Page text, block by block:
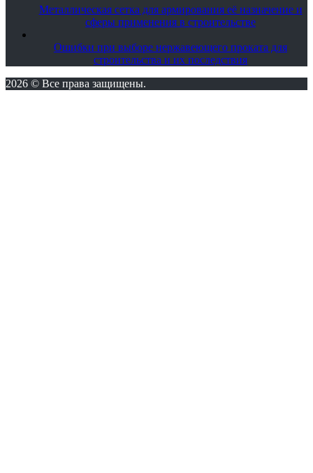
Металлическая сетка для армирования её назначение и
сферы применения в строительстве
Ошибки при выборе нержавеющего проката для
строительства и их последствия
2026 © Все права защищены.